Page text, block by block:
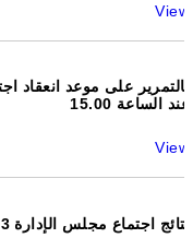
View
عند الساعة 15.00
View
نتائج اجتماع مجلس الإدارة 25/03 الساعة 23:00 مساءا